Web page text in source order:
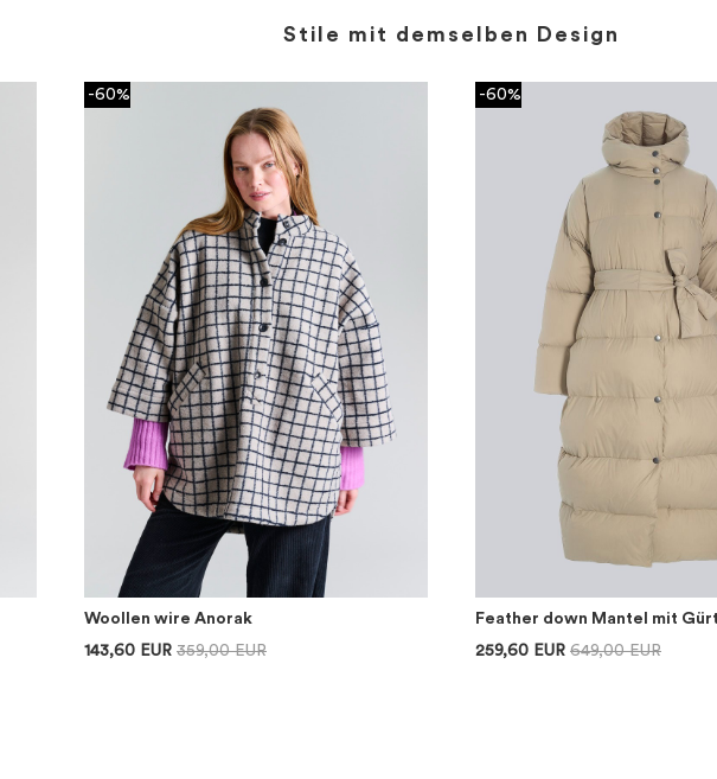
Stile mit demselben Design
-60%
Woollen wire Anorak
143,60 EUR 359,00 EUR
-60%
Feather down Mantel mit
259,60 EUR 649,00 EUR